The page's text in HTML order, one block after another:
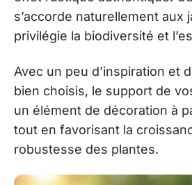
s’accorde naturellement aux
privilégie la biodiversité et
Avec un peu d’inspiration et
bien choisis, le support de
un élément de décoration à
tout en favorisant la
robustesse des plantes.